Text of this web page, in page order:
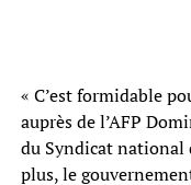
« C’est formidable
auprès de l’AFP
du Syndicat national
plus, le